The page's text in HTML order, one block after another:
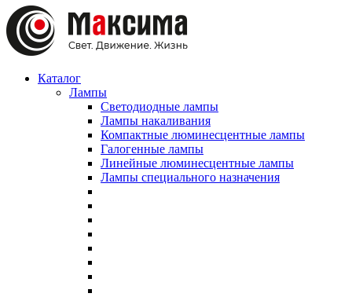
Каталог
Лампы
Светодиодные лампы
Лампы накаливания
Компактные люминесцентные лампы
Галогенные лампы
Линейные люминесцентные лампы
Лампы специального назначения